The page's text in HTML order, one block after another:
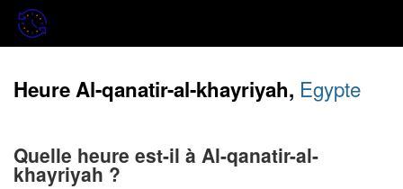
Heure Al-qanatir-al-khayriyah, Egypte
Quelle heure est-il à Al-qanatir-al-
khayriyah ?